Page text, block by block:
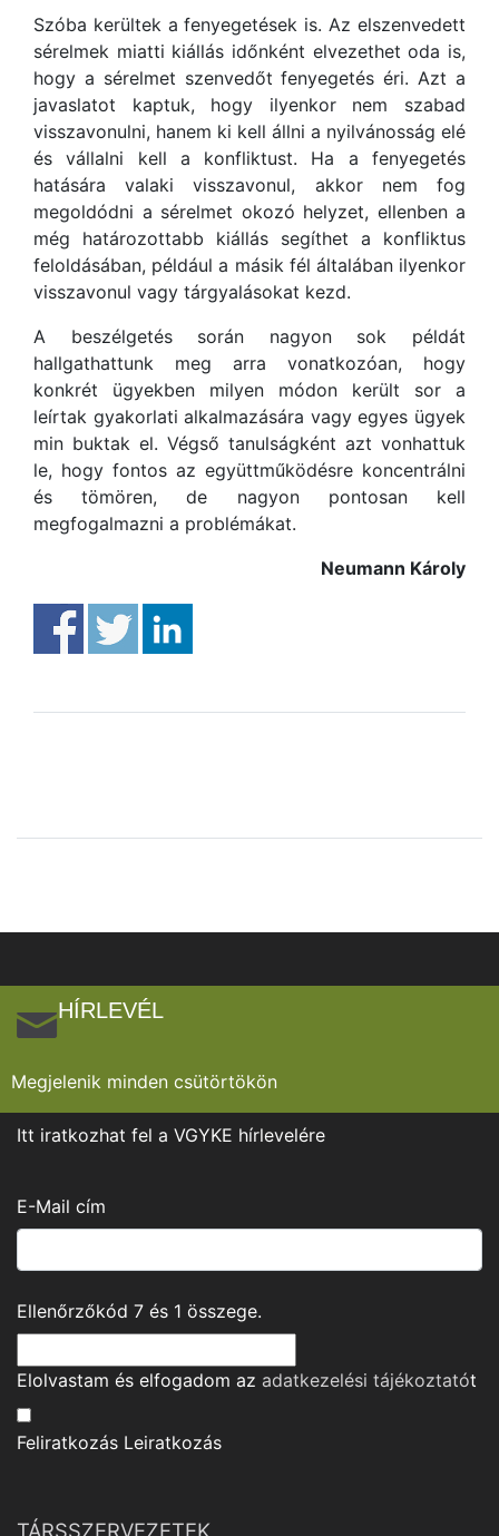
Szóba kerültek a fenyegetések is. Az elszenvedett
sérelmek miatti kiállás időnként elvezethet oda is,
hogy a sérelmet szenvedőt fenyegetés éri. Azt a
javaslatot kaptuk, hogy ilyenkor nem szabad
visszavonulni, hanem ki kell állni a nyilvánosság elé
és vállalni kell a konfliktust. Ha a fenyegetés
hatására valaki visszavonul, akkor nem fog
megoldódni a sérelmet okozó helyzet, ellenben a
még határozottabb kiállás segíthet a konfliktus
feloldásában, például a másik fél általában ilyenkor
visszavonul vagy tárgyalásokat kezd.
A beszélgetés során nagyon sok példát
hallgathattunk meg arra vonatkozóan, hogy
konkrét ügyekben milyen módon került sor a
leírtak gyakorlati alkalmazására vagy egyes ügyek
min buktak el. Végső tanulságként azt vonhattuk
le, hogy fontos az együttműködésre koncentrálni
és tömören, de nagyon pontosan kell
megfogalmazni a problémákat.
Neumann Károly
HÍRLEVÉL
Megjelenik minden csütörtökön
Itt iratkozhat fel a VGYKE hírlevelére
E-Mail cím
Ellenőrzőkód 7 és 1 összege.
Elolvastam és elfogadom az adatkezelési tájékoztatót
Feliratkozás Leiratkozás
TÁRSSZERVEZETEK